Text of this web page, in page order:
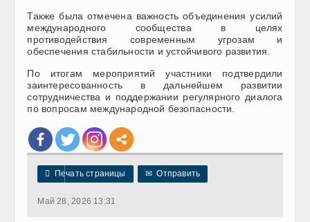
Также была отмечена важность объединения усилий
международного сообщества в целях
противодействия современным угрозам и
обеспечения стабильности и устойчивого развития.
По итогам мероприятий участники подтвердили
заинтересованность в дальнейшем развитии
сотрудничества и поддержании регулярного диалога
по вопросам международной безопасности.
 Печать страницы ✉ Отправить
Май 28, 2026 13:31